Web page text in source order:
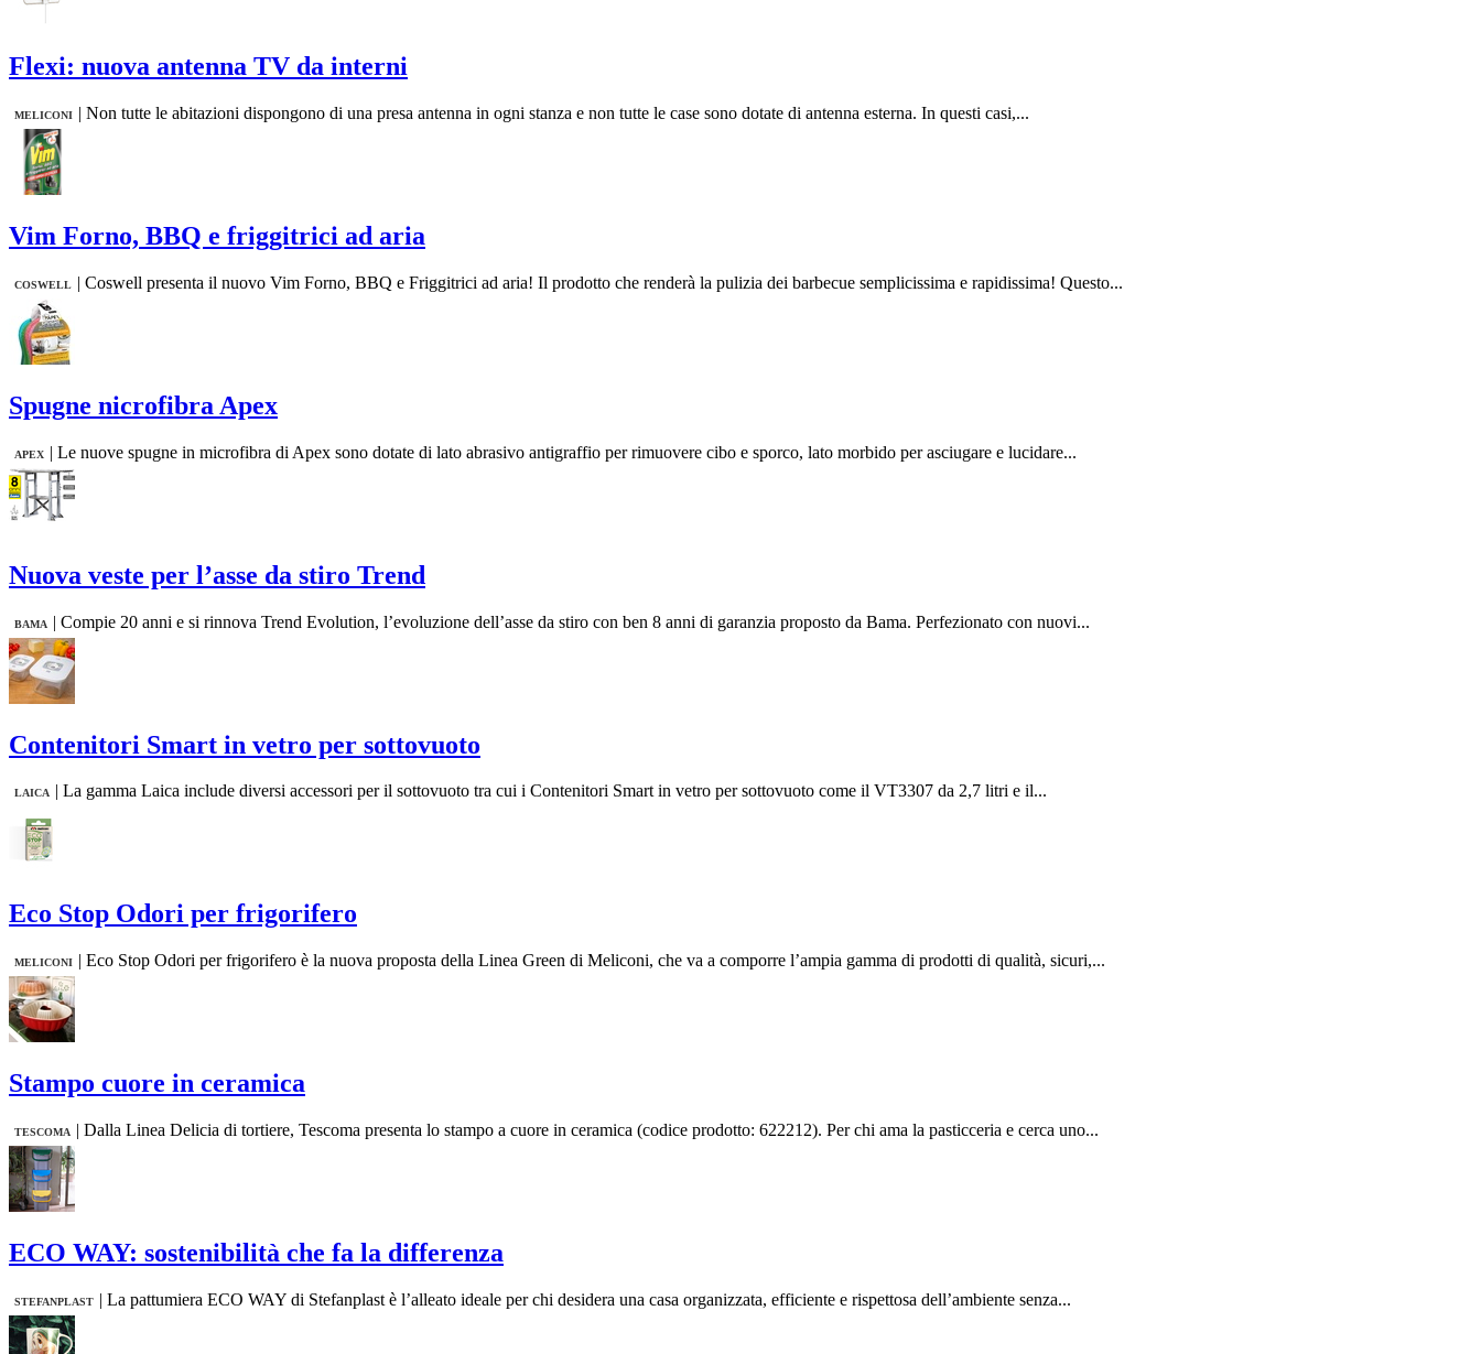
Flexi: nuova antenna TV da interni
MELICONI | Non tutte le abitazioni dispongono di una presa antenna in ogni stanza e non tutte le case sono dotate di antenna esterna. In questi casi,...
Vim Forno, BBQ e friggitrici ad aria
COSWELL | Coswell presenta il nuovo Vim Forno, BBQ e Friggitrici ad aria! Il prodotto che renderà la pulizia dei barbecue semplicissima e rapidissima! Questo...
Spugne nicrofibra Apex
APEX | Le nuove spugne in microfibra di Apex sono dotate di lato abrasivo antigraffio per rimuovere cibo e sporco, lato morbido per asciugare e lucidare...
Nuova veste per l’asse da stiro Trend
BAMA | Compie 20 anni e si rinnova Trend Evolution, l’evoluzione dell’asse da stiro con ben 8 anni di garanzia proposto da Bama. Perfezionato con nuovi...
Contenitori Smart in vetro per sottovuoto
LAICA La gamma Laica include diversi accessori per il sottovuoto tra cui i Contenitori Smart in vetro per sottovuoto come il VT3307 da 2,7 litri e il...
Eco Stop Odori per frigorifero
MELICONI | Eco Stop Odori per frigorifero è la nuova proposta della Linea Green di Meliconi, che va a comporre l’ampia gamma di prodotti di qualità, sicuri,...
Stampo cuore in ceramica
TESCOMA | Dalla Linea Delicia di tortiere, Tescoma presenta lo stampo a cuore in ceramica (codice prodotto: 622212). Per chi ama la pasticceria e cerca uno...
ECO WAY: sostenibilità che fa la differenza
STEFANPLAST | La pattumiera ECO WAY di Stefanplast è l’alleato ideale per chi desidera una casa organizzata, efficiente e rispettosa dell’ambiente senza...